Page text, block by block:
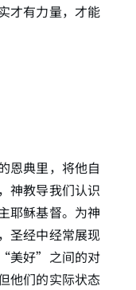
才有力量，才能
恩典里，将他自
神教导我们认识
耶稣基督。为神
圣经中经常展现
美好”之间的对
他们的实际状态